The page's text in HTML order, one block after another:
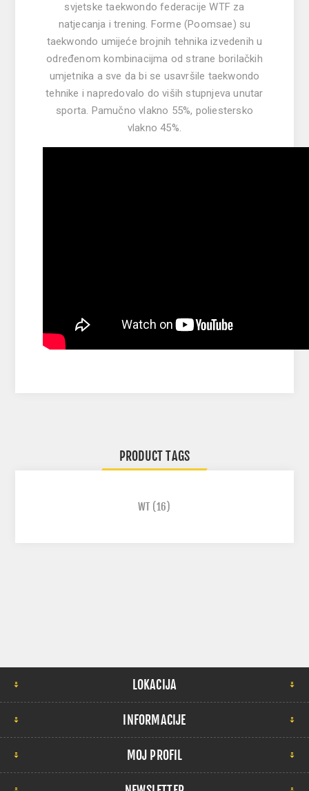
svjetske taekwondo federacije WTF za
natjecanja i trening. Forme (Poomsae) su
taekwondo umijeće brojnih tehnika izvedenih u
određenom kombinacijma od strane borilačkih
umjetnika a sve da bi se usavršile taekwondo
tehnike i napredovalo do viših stupnjeva unutar
sporta. Pamučno vlakno 55%, poliestersko
vlakno 45%.
PRODUCT TAGS
WT (16)
LOKACIJA
INFORMACIJE
MOJ PROFIL